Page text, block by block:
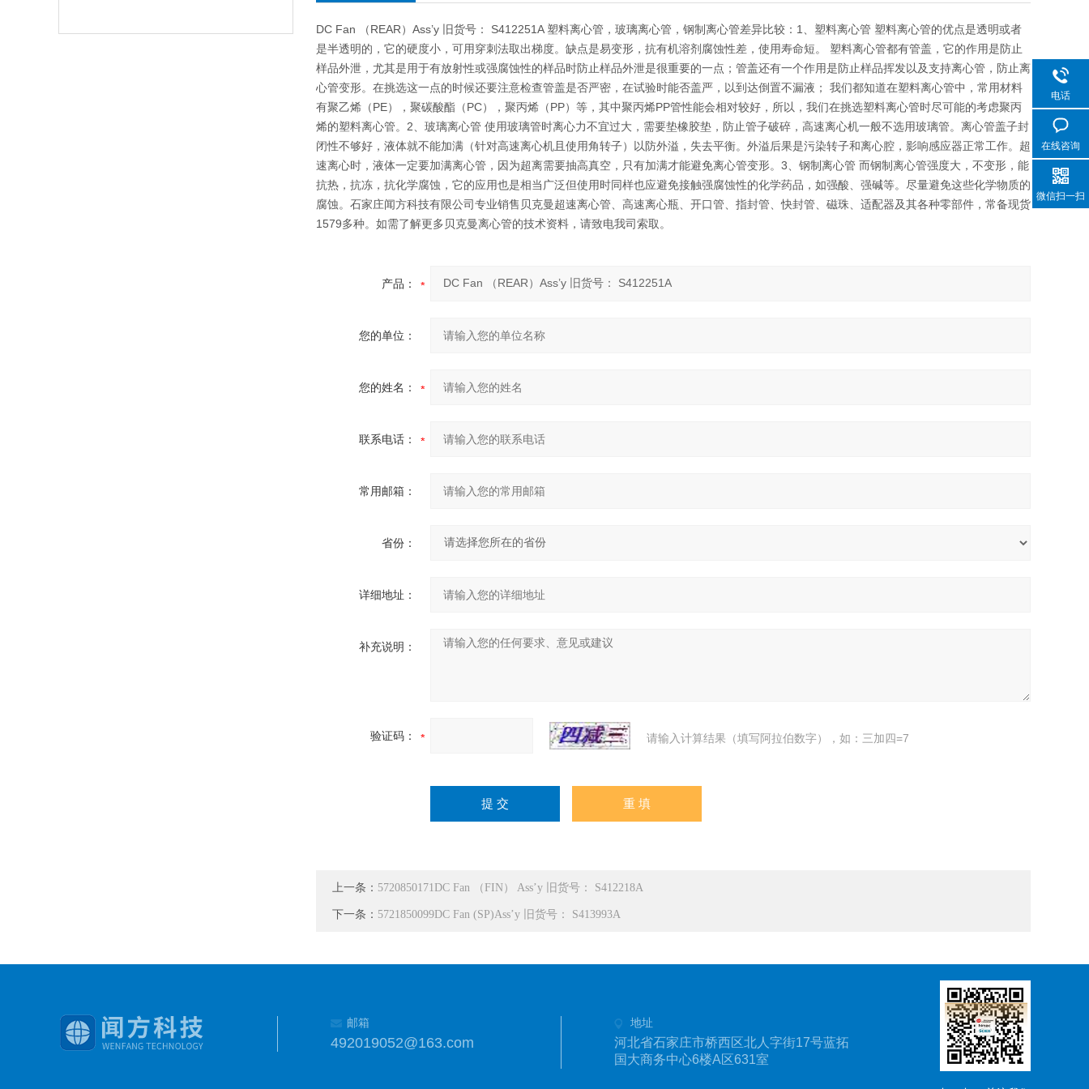
DC Fan （REAR）Ass’y 旧货号： S412251A 塑料离心管，玻璃离心管，钢制离心管差异比较：1、塑料离心管 塑料离心管的优点是透明或者
是半透明的，它的硬度小，可用穿刺法取出梯度。缺点是易变形，抗有机溶剂腐蚀性差，使用寿命短。 塑料离心管都有管盖，它的作用是防止
样品外泄，尤其是用于有放射性或强腐蚀性的样品时防止样品外泄是很重要的一点；管盖还有一个作用是防止样品挥发以及支持离心管，防止离
心管变形。在挑选这一点的时候还要注意检查管盖是否严密，在试验时能否盖严，以到达倒置不漏液； 我们都知道在塑料离心管中，常用材料
有聚乙烯（PE），聚碳酸酯（PC），聚丙烯（PP）等，其中聚丙烯PP管性能会相对较好，所以，我们在挑选塑料离心管时尽可能的考虑聚丙
烯的塑料离心管。2、玻璃离心管 使用玻璃管时离心力不宜过大，需要垫橡胶垫，防止管子破碎，高速离心机一般不选用玻璃管。离心管盖子封
闭性不够好，液体就不能加满（针对高速离心机且使用角转子）以防外溢，失去平衡。外溢后果是污染转子和离心腔，影响感应器正常工作。超
速离心时，液体一定要加满离心管，因为超离需要抽高真空，只有加满才能避免离心管变形。3、钢制离心管 而钢制离心管强度大，不变形，能
抗热，抗冻，抗化学腐蚀，它的应用也是相当广泛但使用时同样也应避免接触强腐蚀性的化学药品，如强酸、强碱等。尽量避免这些化学物质的
腐蚀。石家庄闻方科技有限公司专业销售贝克曼超速离心管、高速离心瓶、开口管、指封管、快封管、磁珠、适配器及其各种零部件，常备现货
1579多种。如需了解更多贝克曼离心管的技术资料，请致电我司索取。
产品：
您的单位：
您的姓名：
联系电话：
常用邮箱：
省份：
详细地址：
补充说明：
验证码： 请输入计算结果（填写阿拉伯数字），如：三加四=7
上一条： 5720850171DC Fan （FIN） Ass’y 旧货号： S412218A
下一条： 5721850099DC Fan (SP)Ass’y 旧货号： S413993A
邮箱
492019052@163.com
地址
河北省石家庄市桥西区北人字街17号蓝拓
国大商务中心6楼A区631室
电话
在线咨询
微信扫一扫